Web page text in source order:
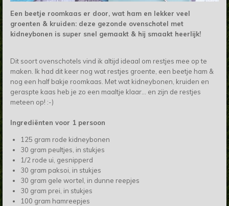
Een beetje roomkaas er door, wat ham en lekker veel
groenten & kruiden: deze gezonde ovenschotel met
kidneybonen is super snel gemaakt & hij smaakt heerlijk!
Dit soort ovenschotels vind ik altijd ideaal om restjes mee op te
maken. Ik had dit keer nog wat restjes groente, een beetje ham &
nog een half bakje roomkaas. Met wat kidneybonen, kruiden en
geraspte kaas heb je zo een maaltje klaar... en zijn de restjes
meteen op! :-)
Ingrediënten voor 1 persoon
125 gram rode kidneybonen
30 gram peultjes, in stukjes
1/2 rode ui, gesnipperd
30 gram paksoi, in stukjes
30 gram gele wortel, in dunne reepjes
30 gram prei, in stukjes
100 gram hamreepjes